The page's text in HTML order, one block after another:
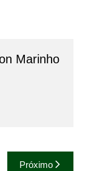
Marinho
Próximo